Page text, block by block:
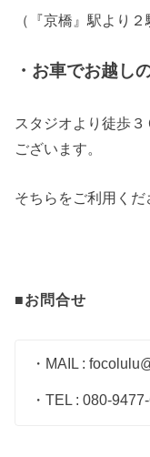
（『京橋』駅より
・お車でお越し
スタジオより徒歩
ございます。
そちらをご利用くだ
■お問合せ
・MAIL :
・TEL : 080-